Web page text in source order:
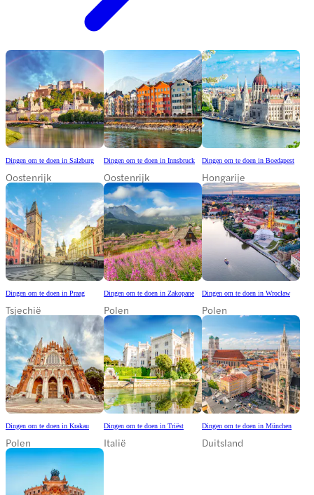
Dingen om te doen in Salzburg
Oostenrijk
Dingen om te doen in Innsbruck
Oostenrijk
Dingen om te doen in Boedapest
Hongarije
Dingen om te doen in Praag
Tsjechië
Dingen om te doen in Zakopane
Polen
Dingen om te doen in Wrocław
Polen
Dingen om te doen in Krakau
Polen
Dingen om te doen in Triëst
Italië
Dingen om te doen in München
Duitsland